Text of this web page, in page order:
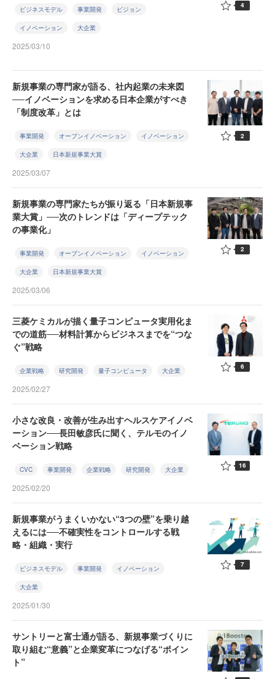
ビジネスモデル 事業開発 ビジョン
イノベーション 大企業
2025/03/10
4
新規事業の専門家が語る、社内起業の未来図
──イノベーションを求める日本企業がすべき
「制度改革」とは
事業開発 オープンイノベーション イノベーション
大企業 日本新規事業大賞
2025/03/07
2
新規事業の専門家たちが振り返る「日本新規事
業大賞」──次のトレンドは「ディープテック
の事業化」
事業開発 オープンイノベーション イノベーション
大企業 日本新規事業大賞
2025/03/06
2
三菱ケミカルが描く量子コンピュータ実用化ま
での道筋──材料計算からビジネスまでを“つな
ぐ”戦略
企業戦略 研究開発 量子コンピュータ 大企業
2025/02/27
6
小さな改良・改善が生み出すヘルスケアイノベ
ーション──長田敏彦氏に聞く、テルモのイノ
ベーション戦略
CVC 事業開発 企業戦略 研究開発 大企業
2025/02/20
16
新規事業がうまくいかない“3つの壁”を乗り越
えるには──不確実性をコントロールする戦
略・組織・実行
ビジネスモデル 事業開発 イノベーション
大企業
2025/01/30
7
サントリーと富士通が語る、新規事業づくりに
取り組む“意義”と企業変革につなげる“ポイン
ト”